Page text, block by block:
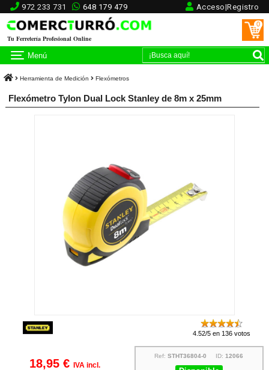
972 233 731 648 179 479 Acceso|Registro
Tu Ferretería Profesional Online
0
Menú
Herramienta de Medición Flexómetros
Flexómetro Tylon Dual Lock Stanley de 8m x 25mm
4.52/5 en 136 votos
18,95 € IVA incl.
Ref:STHT36804-0 ID:12066